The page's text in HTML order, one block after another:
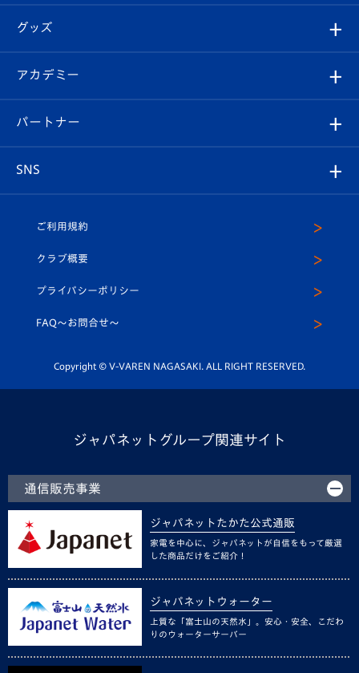
チケット
イベント
メディア
ホームタウン
スタッフプロフィール
マスコット紹介
平和祈念活動
ホームタウン活動
はじめての観戦ガイド
Revive Team
ヴィヴィくんの長崎おもてなしガイド
フォトギャラリー
スタジアムグルメ
チケット
V-LOVERS（ファンクラブ）
プレイヤーズスイート
グッズ
オンラインショップ
店舗情報
アカデミー
育成からのお知らせ
U-18
スクール
パートナー
SNS
ヴィヴィくんインスタグラム
公式LINE＠
ご利用規約
クラブ概要
プライバシーポリシー
FAQ〜お問合せ〜
Copyright © V-VAREN NAGASAKI. ALL RIGHT RESERVED.
ジャパネットグループ関連サイト
通信販売事業
ジャパネットたかた公式通販
家電を中心に、ジャパネットが自信をもって厳選
した商品だけをご紹介！
ジャパネットウォーター
上質な「富士山の天然水」。安心・安全、こだわ
りのウォーターサーバー